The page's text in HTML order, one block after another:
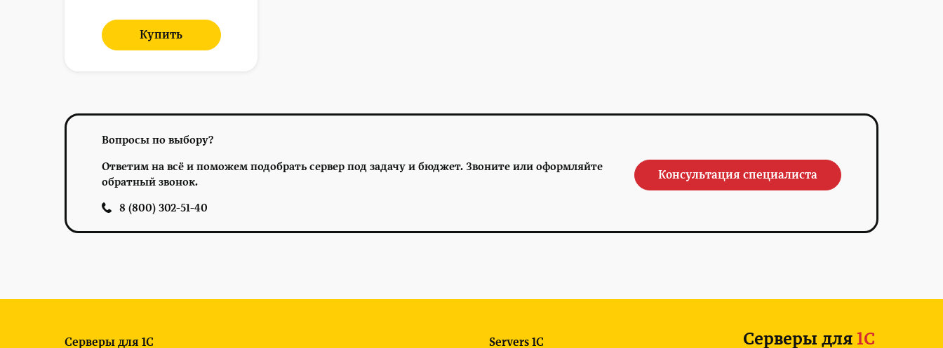
Купить
Вопросы по выбору?
Ответим на всё и поможем подобрать сервер под задачу и бюджет. Звоните или оформляйте
обратный звонок.
8 (800) 302-51-40
Консультация специалиста
Серверы для 1С Servers 1C Серверы для 1С